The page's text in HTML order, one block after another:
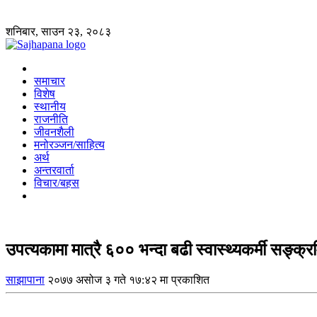
शनिबार, साउन २३, २०८३
समाचार
विशेष
स्थानीय
राजनीति
जीवनशैली
मनोरञ्जन/साहित्य
अर्थ
अन्तरवार्ता
विचार/बहस
उपत्यकामा मात्रै ६०० भन्दा बढी स्वास्थ्यकर्मी
साझापाना २०७७ असोज ३ गते १७:४२ मा प्रकाशित